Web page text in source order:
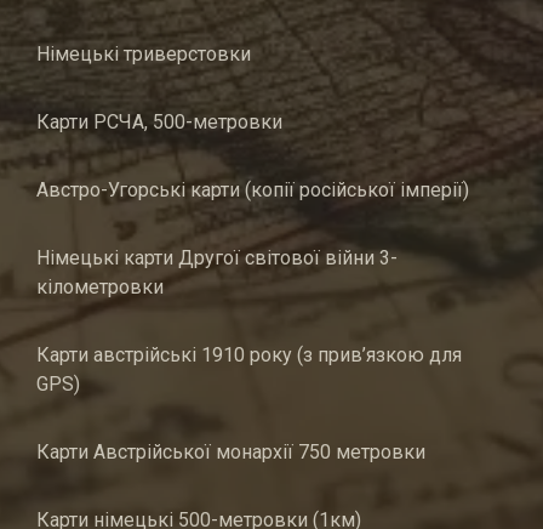
Німецькі триверстовки
Карти РСЧА, 500-метровки
Австро-Угорські карти (копії російської імперії)
Німецькі карти Другої світової війни 3-
кілометровки
Карти австрійські 1910 року (з прив’язкою для
GPS)
Карти Австрійської монархії 750 метровки
Карти німецькі 500-метровки (1км)